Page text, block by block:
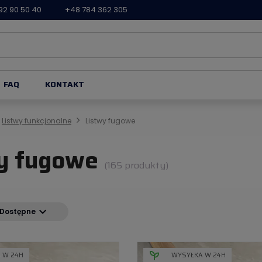
90 50 40 +48 784 362 305
FAQ KONTAKT
Listwy funkcjonalne Listwy fugowe
fugowe (165 produkty)
Dostępne expand_more
W 24H WYSYŁKA W 24H